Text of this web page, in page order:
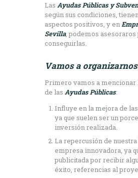
Las Ayudas Públicas y
según sus condiciones,
aspectos positivos, y en
Sevilla, podemos asesoraros
conseguirlas.
Vamos a
Primero vamos a mencionar
de las Ayudas Públicas:
Influye en la mejora de
ya que suelen ser un
inversión realizada.
La repercusión de
empresa innovadora, ya
publicitada por recibir
éxito, referencias al